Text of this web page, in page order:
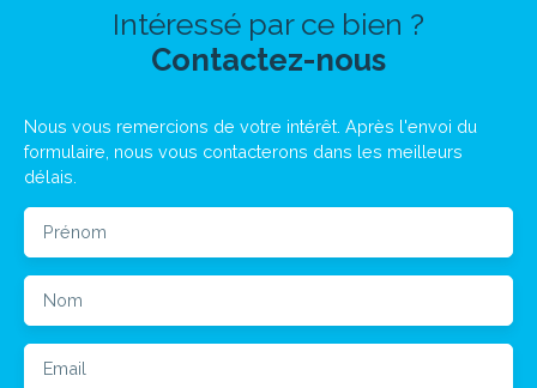
Intéressé par ce bien ?
Contactez-nous
Nous vous remercions de votre intérêt. Après l'envoi du
formulaire, nous vous contacterons dans les meilleurs
délais.
Prénom
Nom
Email